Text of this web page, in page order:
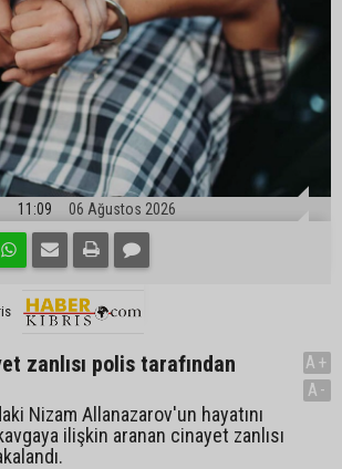
11:09 06 Ağustos 2026
zanlısı polis tarafından
Nizam Allanazarov'un hayatını
ilişkin aranan cinayet zanlısı
A+
A-